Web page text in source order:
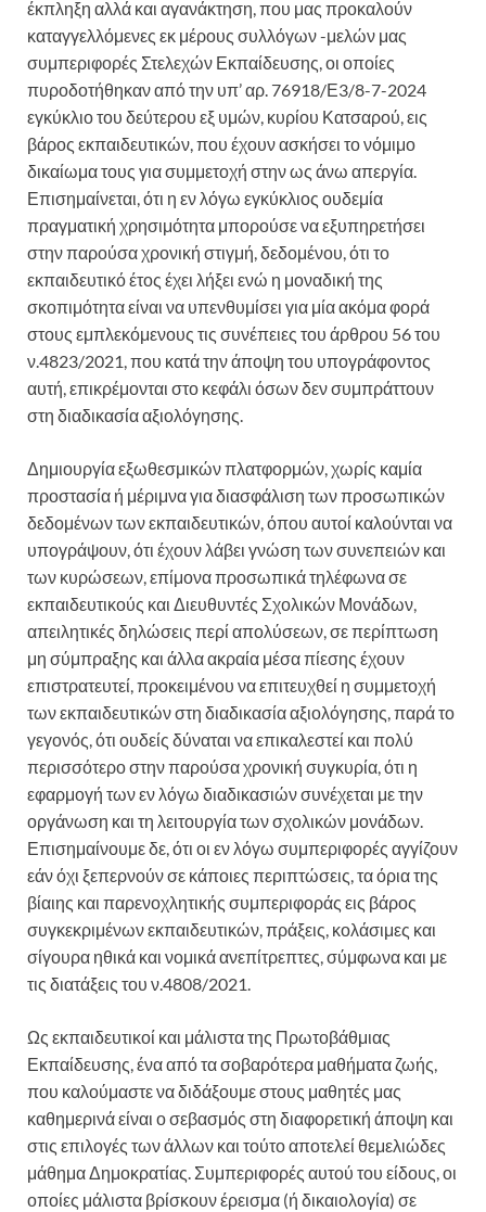
έκπληξη αλλά και αγανάκτηση, που μας προκαλούν
καταγγελλόμενες εκ μέρους συλλόγων -μελών μας
συμπεριφορές Στελεχών Εκπαίδευσης, οι οποίες
πυροδοτήθηκαν από την υπ’ αρ. 76918/Ε3/8-7-2024
εγκύκλιο του δεύτερου εξ υμών, κυρίου Κατσαρού, εις
βάρος εκπαιδευτικών, που έχουν ασκήσει το νόμιμο
δικαίωμα τους για συμμετοχή στην ως άνω απεργία.
Επισημαίνεται, ότι η εν λόγω εγκύκλιος ουδεμία
πραγματική χρησιμότητα μπορούσε να εξυπηρετήσει
στην παρούσα χρονική στιγμή, δεδομένου, ότι το
εκπαιδευτικό έτος έχει λήξει ενώ η μοναδική της
σκοπιμότητα είναι να υπενθυμίσει για μία ακόμα φορά
στους εμπλεκόμενους τις συνέπειες του άρθρου 56 του
ν.4823/2021, που κατά την άποψη του υπογράφοντος
αυτή, επικρέμονται στο κεφάλι όσων δεν συμπράττουν
στη διαδικασία αξιολόγησης.
Δημιουργία εξωθεσμικών πλατφορμών, χωρίς καμία
προστασία ή μέριμνα για διασφάλιση των προσωπικών
δεδομένων των εκπαιδευτικών, όπου αυτοί καλούνται να
υπογράψουν, ότι έχουν λάβει γνώση των συνεπειών και
των κυρώσεων, επίμονα προσωπικά τηλέφωνα σε
εκπαιδευτικούς και Διευθυντές Σχολικών Μονάδων,
απειλητικές δηλώσεις περί απολύσεων, σε περίπτωση
μη σύμπραξης και άλλα ακραία μέσα πίεσης έχουν
επιστρατευτεί, προκειμένου να επιτευχθεί η συμμετοχή
των εκπαιδευτικών στη διαδικασία αξιολόγησης, παρά το
γεγονός, ότι ουδείς δύναται να επικαλεστεί και πολύ
περισσότερο στην παρούσα χρονική συγκυρία, ότι η
εφαρμογή των εν λόγω διαδικασιών συνέχεται με την
οργάνωση και τη λειτουργία των σχολικών μονάδων.
Επισημαίνουμε δε, ότι οι εν λόγω συμπεριφορές αγγίζουν
εάν όχι ξεπερνούν σε κάποιες περιπτώσεις, τα όρια της
βίαιης και παρενοχλητικής συμπεριφοράς εις βάρος
συγκεκριμένων εκπαιδευτικών, πράξεις, κολάσιμες και
σίγουρα ηθικά και νομικά ανεπίτρεπτες, σύμφωνα και με
τις διατάξεις του ν.4808/2021.
Ως εκπαιδευτικοί και μάλιστα της Πρωτοβάθμιας
Εκπαίδευσης, ένα από τα σοβαρότερα μαθήματα ζωής,
που καλούμαστε να διδάξουμε στους μαθητές μας
καθημερινά είναι ο σεβασμός στη διαφορετική άποψη και
στις επιλογές των άλλων και τούτο αποτελεί θεμελιώδες
μάθημα Δημοκρατίας. Συμπεριφορές αυτού του είδους, οι
οποίες μάλιστα βρίσκουν έρεισμα (ή δικαιολογία) σε